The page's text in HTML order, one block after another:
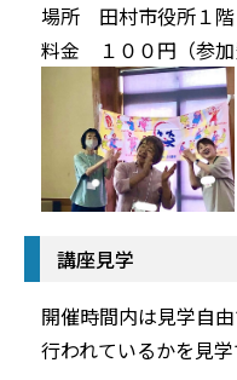
場所 田村市役所１階
料金 １００円（参加
講座見学
開催時間内は見学自
行われているかを見学